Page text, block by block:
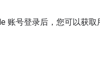
账号登录后，您可以获